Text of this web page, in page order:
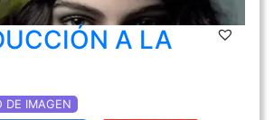
A LA
DE IMAGEN